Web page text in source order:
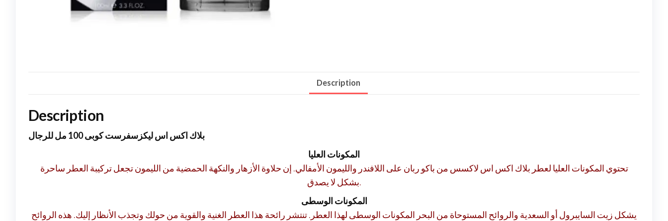
Description
Description
بلاك اكس اس ليكزسفرست كوبى 100 مل للرجال
المكونات العليا
تحتوي المكونات العليا لعطر بلاك اكس اس لاكسس من باكو ربان على اللافندر والليمون الأمفالي. إن حلاوة الأزهار والنكهة الحمضية من الليمون تجعل تركيبة العطر ساحرة
بشكل لا يصدق.
المكونات الوسطى
يشكل زيت السايبرول أو السعدية والروائح المستوحاة من البحر المكونات الوسطى لهذا العطر. تنتشر رائحة هذا العطر الغنية والقوية من حولك وتجذب الأنظار إليك. هذه الروائح